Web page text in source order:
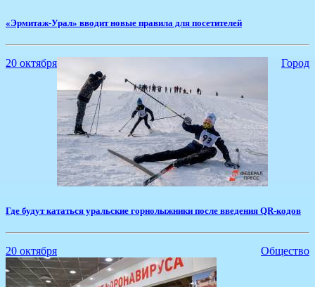
​«Эрмитаж-Урал» вводит новые правила для посетителей
20 октября Город
Где будут кататься уральские горнолыжники после введения QR-кодов
20 октября Общество